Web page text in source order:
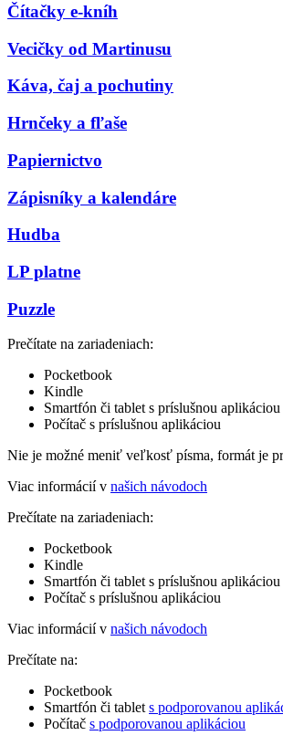
Čítačky e-kníh
Vecičky od Martinusu
Káva, čaj a pochutiny
Hrnčeky a fľaše
Papiernictvo
Zápisníky a kalendáre
Hudba
LP platne
Puzzle
Prečítate na zariadeniach:
Pocketbook
Kindle
Smartfón či tablet s príslušnou aplikáciou
Počítač s príslušnou aplikáciou
Nie je možné meniť veľkosť písma, formát je
Viac informácií v našich návodoch
Prečítate na zariadeniach:
Pocketbook
Kindle
Smartfón či tablet s príslušnou aplikáciou
Počítač s príslušnou aplikáciou
Viac informácií v našich návodoch
Prečítate na:
Pocketbook
Smartfón či tablet s podporovanou
Počítač s podporovanou aplikáciou